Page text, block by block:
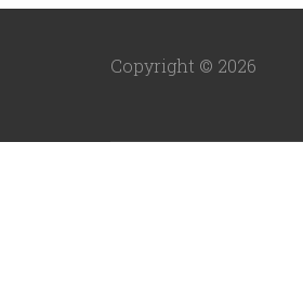
Copyright © 2026